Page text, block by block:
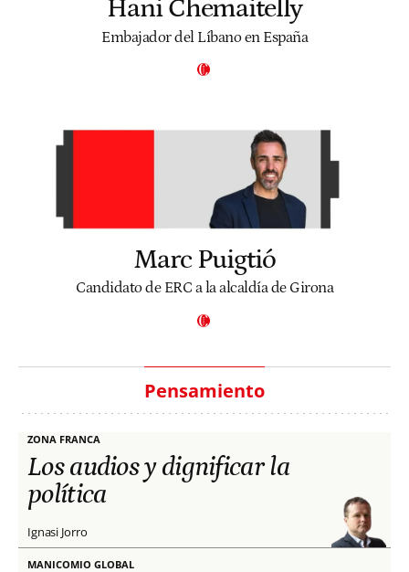
Hani Chemaitelly
Embajador del Líbano en España
Marc Puigtió
Candidato de ERC a la alcaldía de Girona
Pensamiento
ZONA FRANCA
Los audios y dignificar la
política
Ignasi Jorro
MANICOMIO GLOBAL